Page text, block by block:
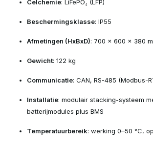
Celchemie: LiFePO₄ (LFP)
Beschermingsklasse: IP55
Afmetingen (HxBxD): 700 × 600 × 380
Gewicht: 122 kg
Communicatie: CAN, RS-485 (Modbus-
Installatie: modulair stacking-systeem
batterijmodules plus BMS
Temperatuurbereik: werking 0–50 °C,